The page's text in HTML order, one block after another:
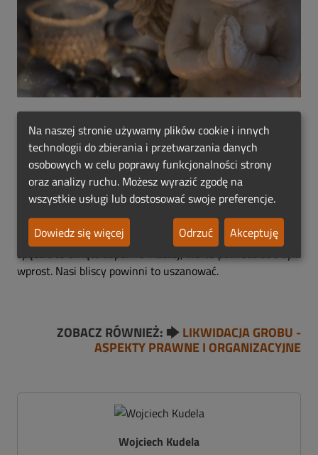
W te pierwsze święta, kiedy jesteśmy w trakcie żałoby,
warto pozwolić sobie na różne emocje, nie trzeba kryć się
pod uśmiechniętą maską.Warto postępować zgodnie z
potrzebą serca i przeżyć te świąteczne dni w zgodzie ze
sobą i swoimi możliwościami.Jeśli jesteśmy zaproszeni
przez krewnych, można przyjść, chociaż na chwilę, aby
otoczyć się tymi, którzy nas kochają. Jeśli jednak chcemy
spędzić te święta zupełnie inaczej, warto powiedzieć o tym
wprost. Nasi bliscy powinni to uszanować.
ZOBACZ RÓWNIEŻ: 🡆LIKWIDACJA GROBU -
ASPEKTY PRAWNE I ORGANIZACYJNE
Wojciech Kudela
Na naszej stronie używamy plików cookie i innych
technologii do zbierania i przetwarzania danych
osobowych w celu poprawy funkcjonalności strony
oraz analizy ruchu. Możesz wyrazić zgodę na
wszystkie usługi lub dostosować swoje preferencje.
Dowiedz się więcej
Odrzuć Akceptuję